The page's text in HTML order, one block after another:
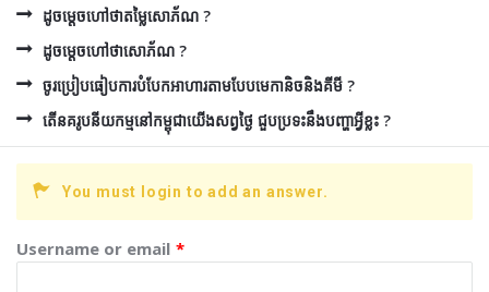
ដូចម្ដេចហៅថាតម្លៃសោភ័ណ ?
ដូចម្ដេចហៅថាសោភ័ណ ?
ចូរប្រៀបធៀបការបំបែកអាហារតាមបែបមេកានិចនិងគីមី ?
តើនគរូបនីយកម្មនៅកម្ពុជាយើងសព្វថ្ងៃ ជួបប្រទះនឹងបញ្ហាអ្វីខ្លះ ?
You must login to add an answer.
Username or email *